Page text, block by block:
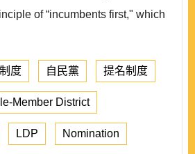
of “incumbents first," which
度 自民黨 提名制度
Member District
LDP Nomination